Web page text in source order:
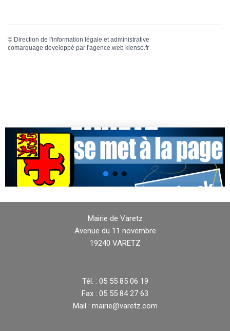
© Direction de l'information légale et administrative
comarquage developpé par l'agence web kienso.fr
Mairie de Varetz
Avenue du 11 novembre
19240 VARETZ
Tél. : 05 55 85 06 19
Fax : 05 55 84 27 63
Mail : mairie@varetz.com